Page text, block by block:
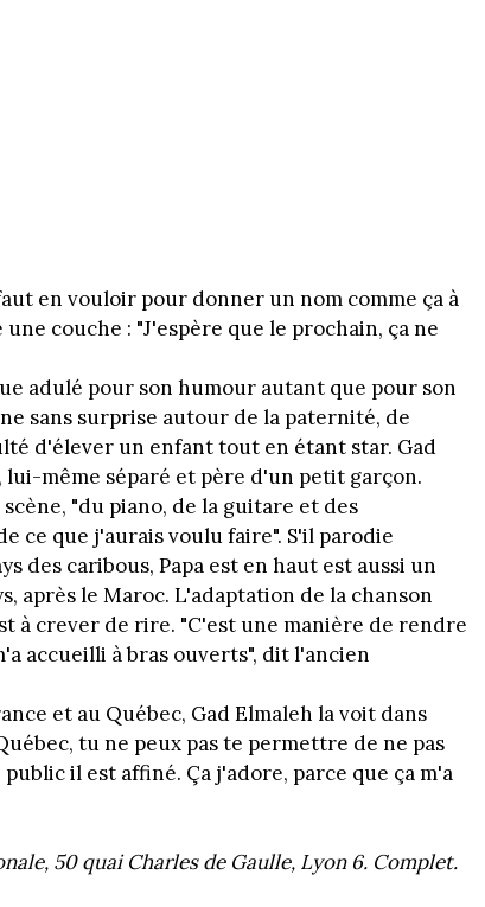
en vouloir pour donner un nom comme ça à
couche : "J'espère que le prochain, ça ne
adulé pour son humour autant que pour son
sans surprise autour de la paternité, de
d'élever un enfant tout en étant star. Gad
même séparé et père d'un petit garçon.
"du piano, de la guitare et des
ce que j'aurais voulu faire". S'il parodie
des caribous, Papa est en haut est aussi un
après le Maroc. L'adaptation de la chanson
à crever de rire. "C'est une manière de rendre
accueilli à bras ouverts", dit l'ancien
et au Québec, Gad Elmaleh la voit dans
tu ne peux pas te permettre de ne pas
il est affiné. Ça j'adore, parce que ça m'a
50 quai Charles de Gaulle, Lyon 6. Complet.